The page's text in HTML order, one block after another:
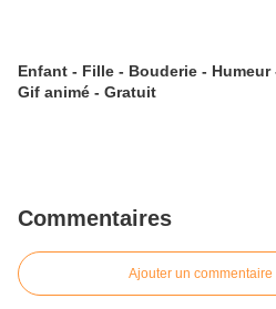
Enfant - Fille - Bouderie - Humeur
Gif animé - Gratuit
Commentaires
Ajouter un commentaire